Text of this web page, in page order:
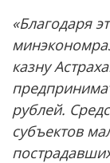
«Благодаря
казну
рублей.
субъектов